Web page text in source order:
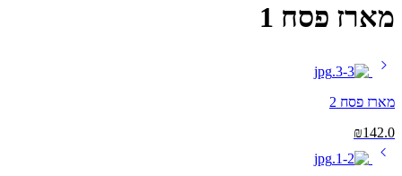
מארז פסח 1
מארז פסח 2
₪142.0